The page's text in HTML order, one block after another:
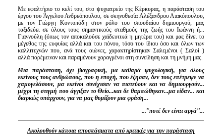
Με εφαλτήριο το κελί του, στο ψυχιατρείο της Κέρκυρας, η παράσταση του
έργου του Άγγελου Ανδρεόπουλου, σε σκηνοθεσία Αλέξανδρου Λιακόπουλου,
με τον Γιώργη Κοντοπόδη στον ρόλο του σπουδαίου δημιουργού, μας
ταξιδεύει σε όλους τους σημαντικούς σταθμούς της ζωής του Ιωάννη ή...
Γιαννούλη (όπως τον αποκαλούσε χαϊδευτικά η μητέρα του) και μας δίνει το
μέγεθος της ευφυίας αλλά και του πόνου, τόσο του ίδιου όσο και όλων των
καλλιτεχνών που, ανά τους αιώνες, χαρακτηρίστηκαν Σαλεμένοι ( Σαλοί )
αλλά παρέμειναν και παραμένουν χαραγμένοι στη συνείδηση και τη μνήμη μας.
Μια παράσταση, όχι βιογραφική, μα καθαρά ψυχολογική, για όλους
εκείνουςτους ανθρώπους, που η εποχή, που έζησαν, δεν τους επέτρεψε να
χαμογελάσουν, μα εκείνοι συνέχισαν να πιστεύουν και να δημιουργούν...
μέχρι τη στιγμή που άγγιξαν το Θείο...και δε θαμπώθηκαν...μα είδαν... και
διαρκώς υπάρχουν, για να μας θυμίζουν μια φράση...
...''ποτέ δεν είναι αργά''...
Ακολουθούν κάποια αποσπάσματα από κριτικές για την παράσταση